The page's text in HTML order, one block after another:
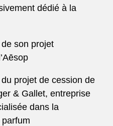
dédié à la
son projet
projet de cession de
& Gallet, entreprise
dans la